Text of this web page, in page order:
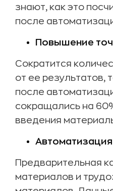
знают, как это
после
Повышение
Сократится
от ее результатов,
после
сокращались на
введения
Предварительная
материалов и